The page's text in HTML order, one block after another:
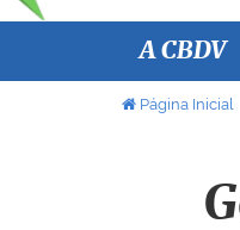
A CBDV
V Página Inicial